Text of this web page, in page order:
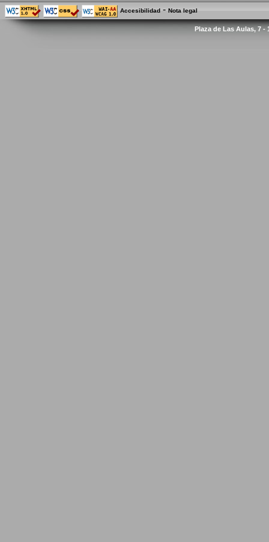
Accesibilidad - Nota legal
Plaza de Las Aulas, 7 -